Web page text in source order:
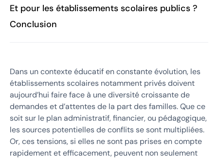
Et pour les établissements scolaires publics ?
Conclusion
Dans un contexte éducatif en constante évolution, les
établissements scolaires notamment privés doivent
aujourd’hui faire face à une diversité croissante de
demandes et d’attentes de la part des familles. Que ce
soit sur le plan administratif, financier, ou pédagogique,
les sources potentielles de conflits se sont multipliées.
Or, ces tensions, si elles ne sont pas prises en compte
rapidement et efficacement, peuvent non seulement